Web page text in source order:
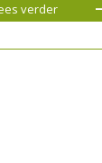
verder